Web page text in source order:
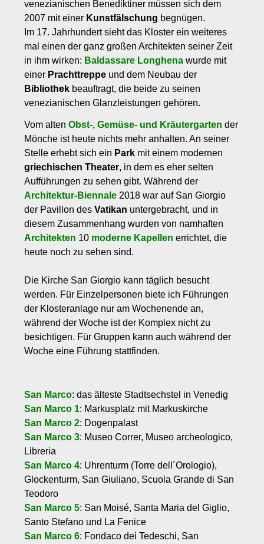
venezianischen Benediktiner müssen sich dem
2007 mit einer Kunstfälschung begnügen.
Im 17. Jahrhundert sieht das Kloster ein weiteres
mal einen der ganz großen Architekten seiner Zeit
in ihm wirken: Baldassare Longhena wurde mit
einer Prachttreppe und dem Neubau der
Bibliothek beauftragt, die beide zu seinen
venezianischen Glanzleistungen gehören.
Vom alten Obst-, Gemüse- und Kräutergarten der
Mönche ist heute nichts mehr anhalten. An seiner
Stelle erhebt sich ein Park mit einem modernen
griechischen Theater, in dem es eher selten
Aufführungen zu sehen gibt. Während der
Architektur-Biennale 2018 war auf San Giorgio
der Pavillon des Vatikan untergebracht, und in
diesem Zusammenhang wurden von namhaften
Architekten 10 moderne Kapellen errichtet, die
heute noch zu sehen sind.
Die Kirche San Giorgio kann täglich besucht
werden. Für Einzelpersonen biete ich Führungen
der Klosteranlage nur am Wochenende an,
während der Woche ist der Komplex nicht zu
besichtigen. Für Gruppen kann auch während der
Woche eine Führung stattfinden.
San Marco: das älteste Stadtsechstel in Venedig
San Marco 1: Markusplatz mit Markuskirche
San Marco 2: Dogenpalast
San Marco 3: Museo Correr, Museo archeologico,
Libreria
San Marco 4: Uhrenturm (Torre dell´Orologio),
Glockenturm, San Giuliano, Scuola Grande di San
Teodoro
San Marco 5: San Moisé, Santa Maria del Giglio,
Santo Stefano und La Fenice
San Marco 6: Fondaco dei Tedeschi, San